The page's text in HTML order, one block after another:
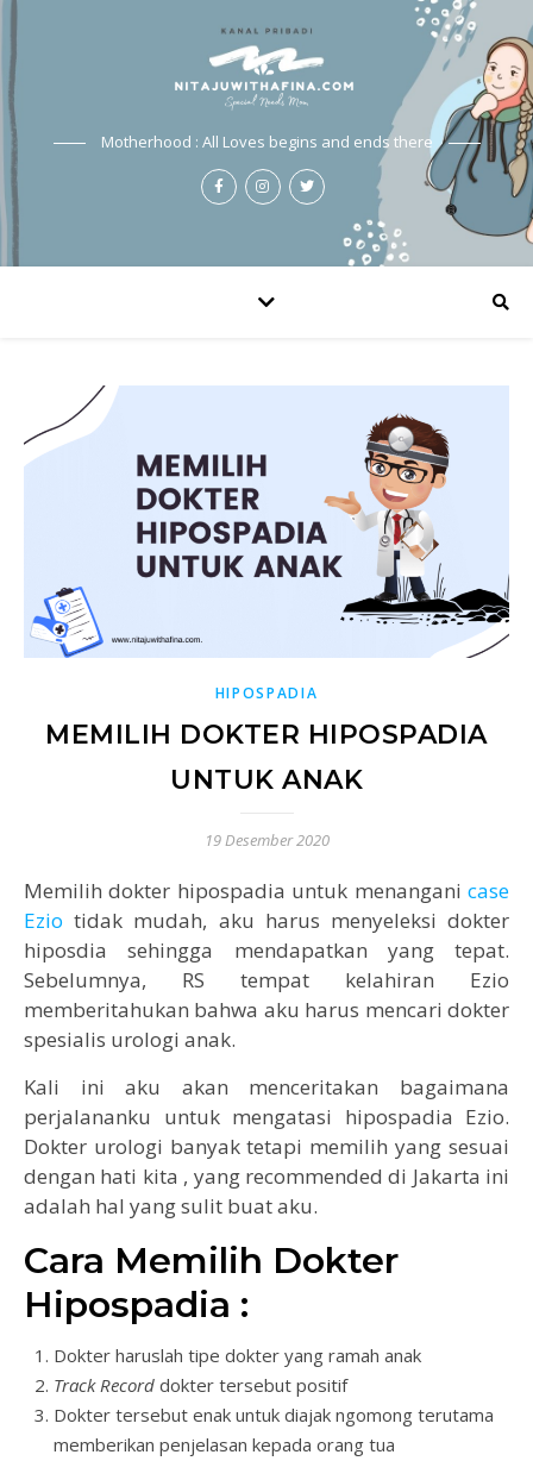
Motherhood : All Loves begins and ends there
HIPOSPADIA
MEMILIH DOKTER HIPOSPADIA
UNTUK ANAK
19 Desember 2020
Memilih dokter hipospadia untuk menangani case
Ezio tidak mudah, aku harus menyeleksi dokter
hiposdia sehingga mendapatkan yang tepat.
Sebelumnya, RS tempat kelahiran Ezio
memberitahukan bahwa aku harus mencari dokter
spesialis urologi anak.
Kali ini aku akan menceritakan bagaimana
perjalananku untuk mengatasi hipospadia Ezio.
Dokter urologi banyak tetapi memilih yang sesuai
dengan hati kita , yang recommended di Jakarta ini
adalah hal yang sulit buat aku.
Cara Memilih Dokter
Hipospadia :
Dokter haruslah tipe dokter yang ramah anak
Track Record dokter tersebut positif
Dokter tersebut enak untuk diajak ngomong terutama
memberikan penjelasan kepada orang tua